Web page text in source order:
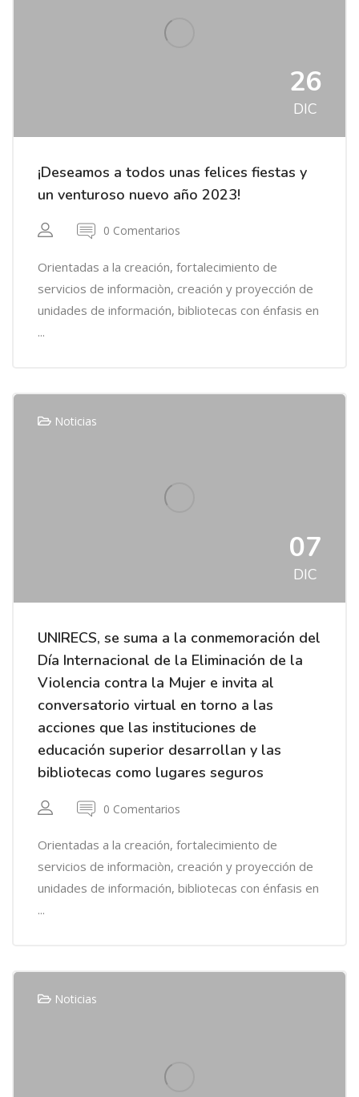
26
DIC
¡Deseamos a todos unas felices fiestas y
un venturoso nuevo año 2023!
0 Comentarios
Orientadas a la creación, fortalecimiento de
servicios de informaciòn, creación y proyección de
unidades de información, bibliotecas con énfasis en
...
Noticias
07
DIC
UNIRECS, se suma a la conmemoración del
Día Internacional de la Eliminación de la
Violencia contra la Mujer e invita al
conversatorio virtual en torno a las
acciones que las instituciones de
educación superior desarrollan y las
bibliotecas como lugares seguros
0 Comentarios
Orientadas a la creación, fortalecimiento de
servicios de informaciòn, creación y proyección de
unidades de información, bibliotecas con énfasis en
...
Noticias